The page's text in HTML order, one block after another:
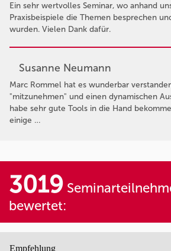
Ein sehr wertvolles Seminar, wo anhand
Praxisbeispiele die Themen besprechen
wurden. Vielen Dank dafür.
Susanne Neumann
Marc Rommel hat es wunderbar
"mitzunehmen" und einen dynamischen
habe sehr gute Tools in die Hand
einige …
3019
bewertet:
Empfehlung